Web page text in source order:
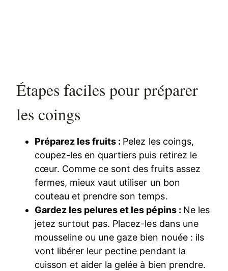
Étapes faciles pour préparer
les coings
Préparez les fruits : Pelez les coings,
coupez-les en quartiers puis retirez le
cœur. Comme ce sont des fruits assez
fermes, mieux vaut utiliser un bon
couteau et prendre son temps.
Gardez les pelures et les pépins : Ne les
jetez surtout pas. Placez-les dans une
mousseline ou une gaze bien nouée : ils
vont libérer leur pectine pendant la
cuisson et aider la gelée à bien prendre.